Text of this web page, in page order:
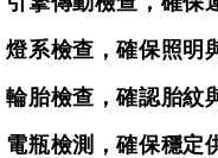
系檢查，確保照明
胎檢查，確認胎紋
瓶檢測，確保穩定